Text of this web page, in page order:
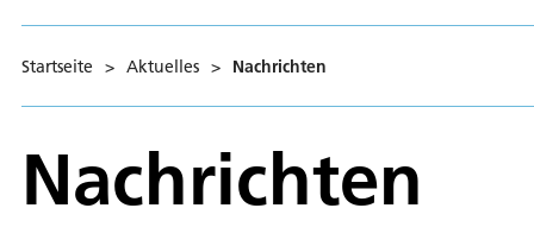
Startseite > Aktuelles > Nachrichten
Nachrichten